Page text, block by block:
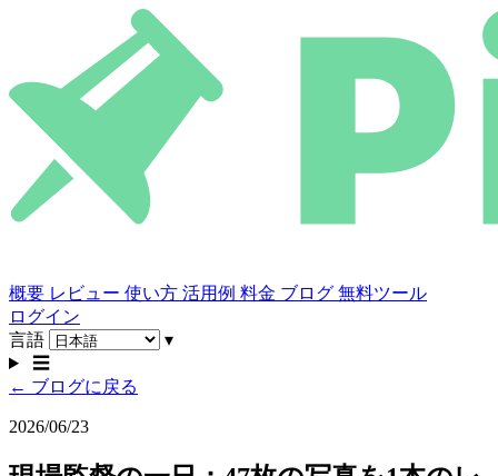
概要 レビュー 使い方 活用例 料金 ブログ 無料ツール
ログイン
言語
▾
☰
← ブログに戻る
2026/06/23